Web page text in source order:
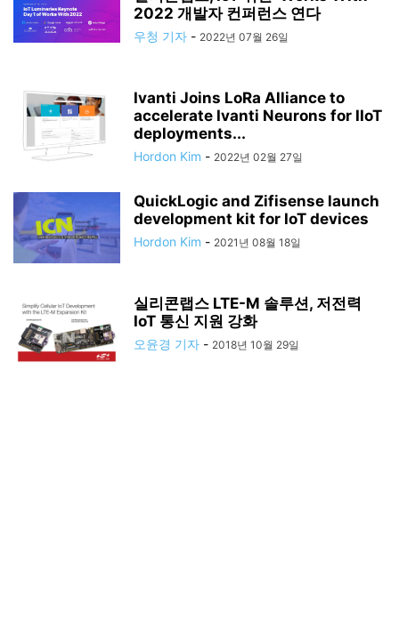
2022 개발자 컨퍼런스 연다
우청 기자 - 2022년 07월 26일
Ivanti Joins LoRa Alliance to
accelerate Ivanti Neurons for IIoT
deployments...
Hordon Kim - 2022년 02월 27일
QuickLogic and Zifisense launch
development kit for IoT devices
Hordon Kim - 2021년 08월 18일
실리콘랩스 LTE-M 솔루션, 저전력
IoT 통신 지원 강화
오윤경 기자 - 2018년 10월 29일